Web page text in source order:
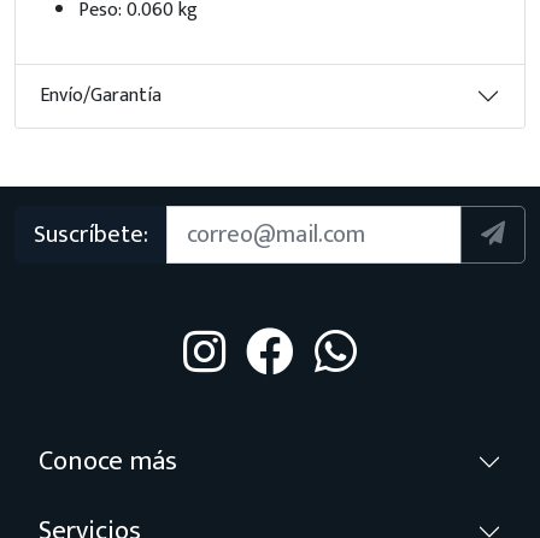
Peso: 0.060 kg
Envío/Garantía
Suscríbete:
Conoce más